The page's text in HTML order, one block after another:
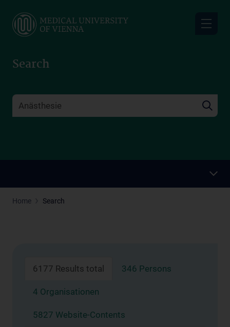
main
Search
Home Search
6177 Results total 346 Persons
4 Organisationen
5827 Website-Contents